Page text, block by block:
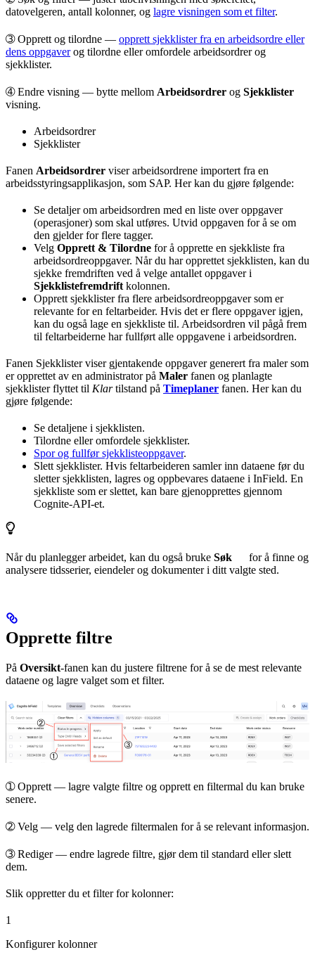
datovelgeren, antall kolonner, og lagre visningen som et filter.
➂Opprett og tilordne — opprett sjekklister fra en arbeidsordre eller
dens oppgaverog tilordne eller omfordele arbeidsordrer og
sjekklister.
➃Endre visning — bytte mellom Arbeidsordrer og Sjekklister
visning.
Arbeidsordrer
Sjekklister
Fanen Arbeidsordrer viser arbeidsordrene importert fra en
arbeidsstyringsapplikasjon, som SAP. Her kan du gjøre følgende:
Se detaljer om arbeidsordren med en liste over oppgaver
(operasjoner) som skal utføres. Utvid oppgaven for å se om
den gjelder for flere tagger.
Velg Opprett & Tilordne for å opprette en sjekkliste fra
arbeidsordreoppgaver. Når du har opprettet sjekklisten, kan du
sjekke fremdriften ved å velge antallet oppgaver i
Sjekklistefremdrift kolonnen.
Opprett sjekklister fra flere arbeidsordreoppgaver som er
relevante for en feltarbeider. Hvis det er flere oppgaver igjen,
kan du også lage en sjekkliste til. Arbeidsordren vil pågå frem
til feltarbeiderne har fullført alle oppgavene i arbeidsordren.
Fanen Sjekklisterviser gjentakende oppgaver generert fra maler som
er opprettet av en administrator på Maler fanen og planlagte
sjekklister flyttet til Klartilstand på Timeplaner fanen. Her kan du
gjøre følgende:
Se detaljene i sjekklisten.
Tilordne eller omfordele sjekklister.
Spor og fullfør sjekklisteoppgaver.
Slett sjekklister. Hvis feltarbeideren samler inn dataene før du
sletter sjekklisten, lagres og oppbevares dataene i InField. En
sjekkliste som er slettet, kan bare gjenopprettes gjennom
Cognite-API-et.
Når du planlegger arbeidet, kan du også bruke Søk
for å finne og
analysere tidsserier, eiendeler og dokumenter i ditt valgte sted.
Opprette filtre
På Oversikt-fanen kan du justere filtrene for å se de mest relevante
dataene og lagre valget som et filter.
➀Opprett — lagre valgte filtre og opprett en filtermal du kan bruke
senere.
➁Velg — velg den lagrede filtermalen for å se relevant informasjon.
➂Rediger— endre lagrede filtre, gjør dem til standard eller slett
dem.
Slik oppretter du et filter for kolonner:
1
Konfigurer kolonner